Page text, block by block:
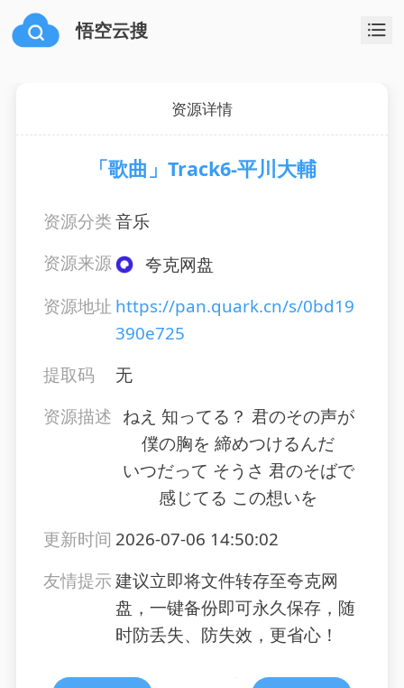
悟空云搜
资源详情
「歌曲」Track6-平川大輔
资源分类音乐
资源来源
夸克网盘
资源地址 https://pan.quark.cn/s/0bd19
390e725
提取码
无
资源描述 ねえ 知ってる？ 君のその声が
僕の胸を 締めつけるんだ
いつだって そうさ 君のそばで
感じてる この想いを
更新时间 2026-07-06 14:50:02
友情提示建议立即将文件转存至夸克网
盘，一键备份即可永久保存，随
时防丢失、防失效，更省心！